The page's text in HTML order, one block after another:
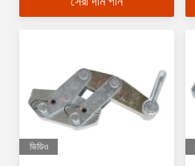
ভিডিও